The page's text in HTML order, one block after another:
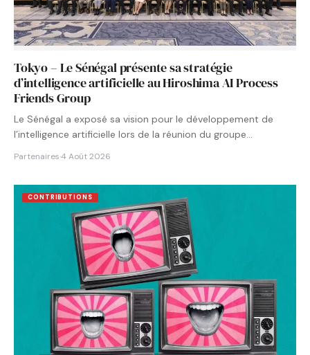
Tokyo – Le Sénégal présente sa stratégie
d’intelligence artificielle au Hiroshima AI Process
Friends Group
Le Sénégal a exposé sa vision pour le développement de
l’intelligence artificielle lors de la réunion du groupe…
Partenaires·4 Août 2026
CONTRIBUTIONS